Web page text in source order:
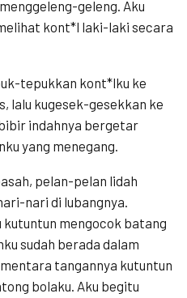
geleng. Aku
kont*l laki-laki secara
tepukkan kont*lku ke
lalu kugesek-gesekkan ke
indahnya bergetar
yang menegang.
pelan-pelan lidah
nari di lubangnya.
kutuntun mengocok batang
sudah berada dalam
tangannya kutuntun
bolaku. Aku begitu